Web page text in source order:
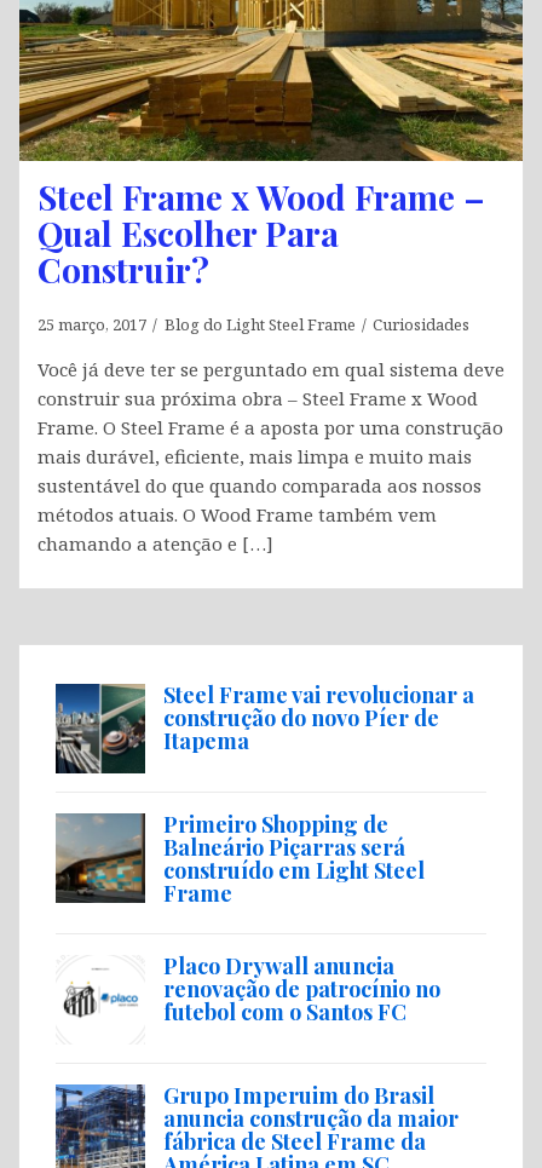
Steel Frame x Wood Frame –
Qual Escolher Para
Construir?
25 março, 2017 Blog do Light Steel Frame Curiosidades
Você já deve ter se perguntado em qual sistema deve
construir sua próxima obra – Steel Frame x Wood
Frame. O Steel Frame é a aposta por uma construção
mais durável, eficiente, mais limpa e muito mais
sustentável do que quando comparada aos nossos
métodos atuais. O Wood Frame também vem
chamando a atenção e […]
Steel Frame vai revolucionar a
construção do novo Píer de
Itapema
Primeiro Shopping de
Balneário Piçarras será
construído em Light Steel
Frame
Placo Drywall anuncia
renovação de patrocínio no
futebol com o Santos FC
Grupo Imperuim do Brasil
anuncia construção da maior
fábrica de Steel Frame da